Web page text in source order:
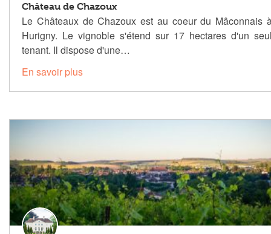
Château de Chazoux
Le Châteaux de Chazoux est au coeur du Mâconnais
Hurigny. Le vignoble s'étend sur 17 hectares d'un
tenant. Il dispose d'une…
En savoir plus